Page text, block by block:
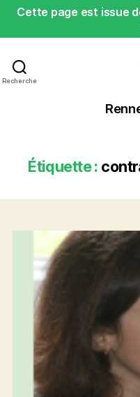
Cette page est issue
Recherche
Étiquette :